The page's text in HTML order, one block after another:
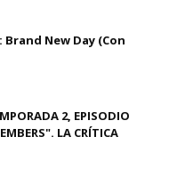
New Day (Con
2, EPISODIO
LA CRÍTICA